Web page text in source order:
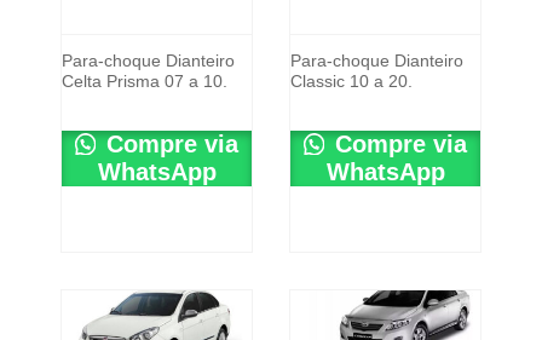
Para-choque Dianteiro
Celta Prisma 07 a 10.
Compre via
WhatsApp
Para-choque Dianteiro
Classic 10 a 20.
Compre via
WhatsApp